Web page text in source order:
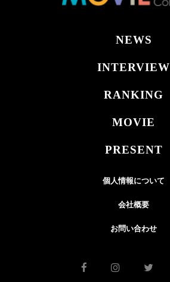
NEWS
INTERVIEW
RANKING
MOVIE
PRESENT
個人情報について
会社概要
お問い合わせ